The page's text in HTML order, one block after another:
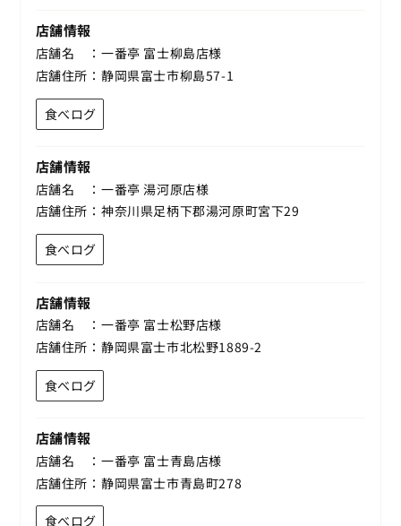
店舗情報
店舗名
一番亭 富士柳島店様
店舗住所
静岡県富士市柳島57-1
食べログ
店舗情報
店舗名
一番亭 湯河原店様
店舗住所
神奈川県足柄下郡湯河原町宮下29
食べログ
店舗情報
店舗名
一番亭 富士松野店様
店舗住所
静岡県富士市北松野1889-2
食べログ
店舗情報
店舗名
一番亭 富士青島店様
店舗住所
静岡県富士市青島町278
食べログ